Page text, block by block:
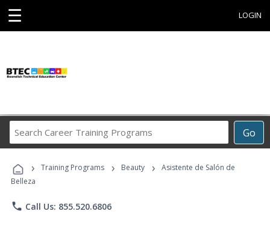
☰ LOGIN
Go
Career
Programs
› Training Programs › Beauty ›
Asistente de Salón de
Belleza
phone Call Us: 855.520.6806